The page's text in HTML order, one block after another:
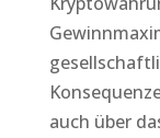
auch über